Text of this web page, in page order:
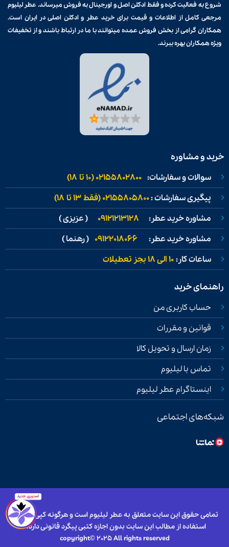
شروع به فعالیت کرده و فقط ادکلن اصل و اورجینال به فروش میرساند. عطر لیلیوم
مرجعی کامل از اطلاعات و قیمت برایخرید عطر و ادکلن اصلی در ایران است.
همکاران گرامی از بخش فروش عمده میتوانند با ما در ارتباط باشند و از تخفیفات
ویژه همکاران بهره ببرند.
خرید و مشاوره
سوالات و سفارشات: 02155802800 (۱۰ تا ۱۸)
پیگیری سفارشات :02155805800 (فقط ۱۳ تا ۱۸)
مشاوره خرید عطر: 09121213128 ( عزیزی )
مشاوره خرید عطر: 09122018066 ( رهنما )
ساعات کار:۱۰ الی ۱۸ بجز تعطیلات
راهنمای خرید
حساب کاربری من
قوانین و مقررات
زمان ارسال و تحویل کالا
تماس با لیلیوم
اینستاگرام عطر لیلیوم
شبکه‌های اجتماعی
تمامی حقوق این سایت متعلق به عطر لیلیوم است و هرگونه کپی برداری و
استفاده از مطالب این سایت بدون اجازه کتبی پیگرد قانونی دارد.
copyright© 2025 All rights reserved